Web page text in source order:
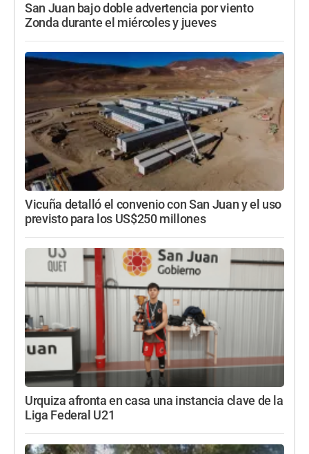
San Juan bajo doble advertencia por viento
Zonda durante el miércoles y jueves
Vicuña detalló el convenio con San Juan y el uso
previsto para los US$250 millones
Urquiza afronta en casa una instancia clave de la
Liga Federal U21